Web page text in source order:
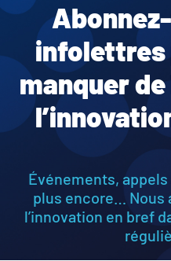
infolettres
manquer
Événements,
plus encore… Nous
l’innovation en bref